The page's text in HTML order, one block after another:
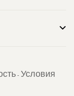
- Условия